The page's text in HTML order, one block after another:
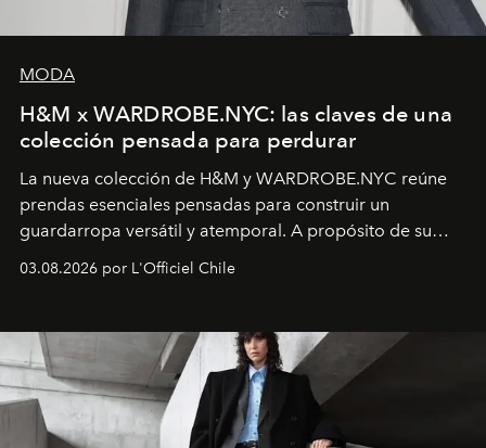
MODA
H&M x WARDROBE.NYC: las claves de una
colección pensada para perdurar
La nueva colección de H&M y WARDROBE.NYC reúne
prendas esenciales pensadas para construir un
guardarropa versátil y atemporal. A propósito de su
lanzamiento, los fundadores de la firma neoyorquina y
la asesora creativa y jefa de diseño global de la marca
y la filosofía detrás de la propuesta.
03.08.2026 por L'Officiel Chile